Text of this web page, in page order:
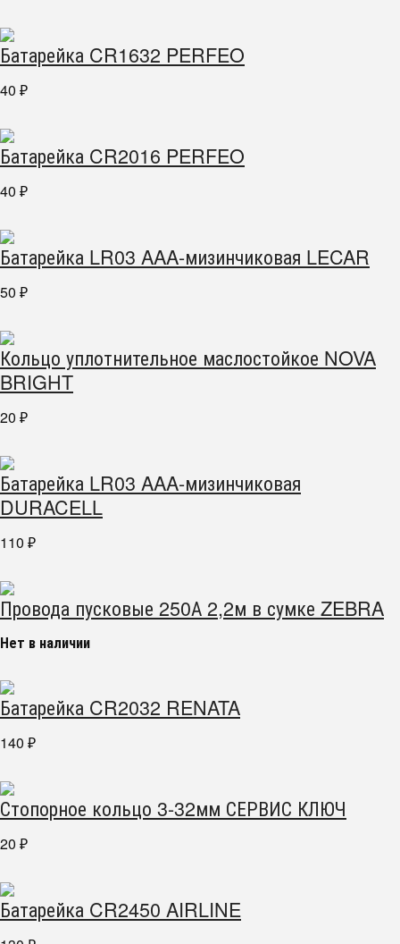
Батарейка CR1632 PERFEO
40 ₽
Батарейка CR2016 PERFEO
40 ₽
Батарейка LR03 AAA-мизинчиковая LECAR
50 ₽
Кольцо уплотнительное маслостойкое NOVA
BRIGHT
20 ₽
Батарейка LR03 AAA-мизинчиковая
DURACELL
110 ₽
Провода пусковые 250А 2,2м в сумке ZEBRA
Нет в наличии
Батарейка CR2032 RENATA
140 ₽
Стопорное кольцо 3-32мм СЕРВИС КЛЮЧ
20 ₽
Батарейка CR2450 AIRLINE